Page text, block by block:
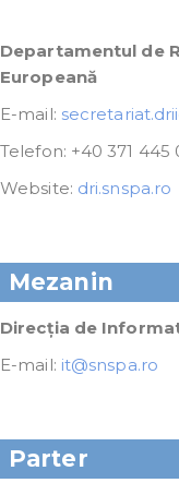
Departamentul de
Europeană
E-mail:
Telefon: +40 371 445
Website: dri.snspa.ro
Mezanin
Direcția de
E-mail: it@snspa.ro
Parter